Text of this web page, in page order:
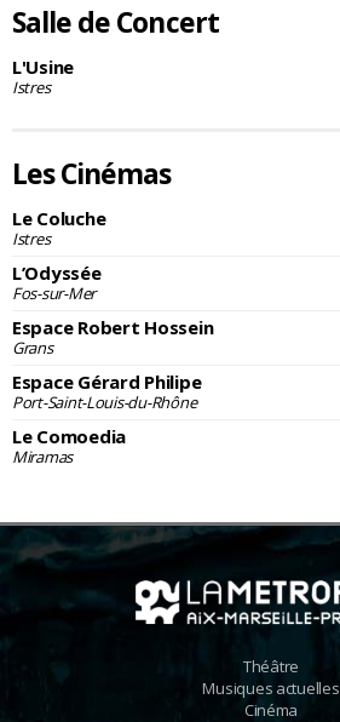
Salle de Concert
L'Usine
Istres
Les Cinémas
Le Coluche
Istres
L’Odyssée
Fos-sur-Mer
Espace Robert Hossein
Grans
Espace Gérard Philipe
Port-Saint-Louis-du-Rhône
Le Comoedia
Miramas
Théâtre
Musiques actuelles
Cinéma